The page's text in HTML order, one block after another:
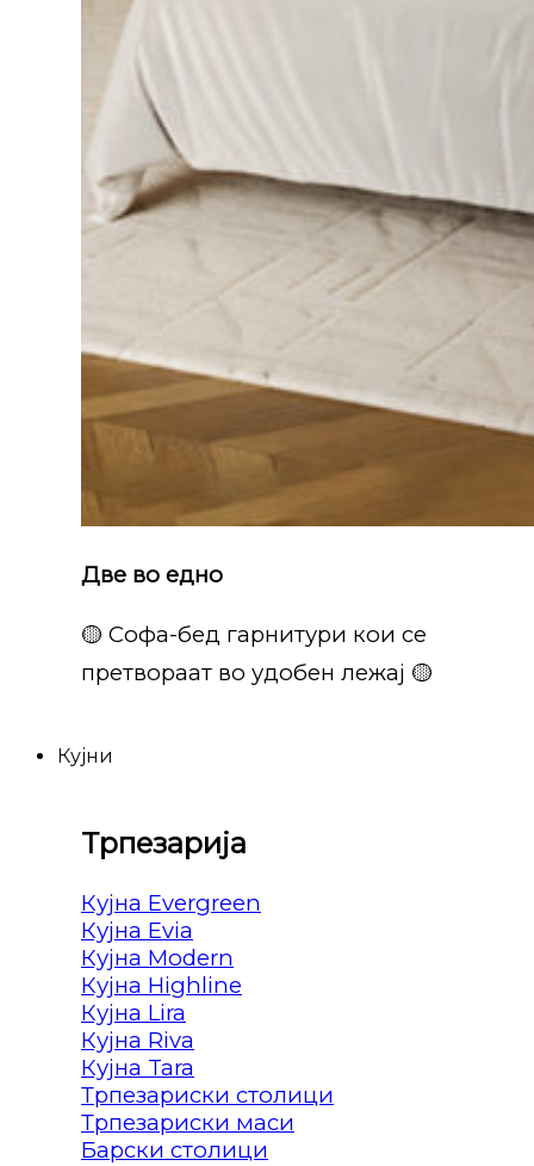
Две во едно
🟡 Софа-бед гарнитури кои се
претвораат во удобен лежај 🟡
Кујни
Трпезарија
Кујна Evergreen
Кујна Evia
Кујна Modern
Кујна Highline
Кујна Lira
Кујна Riva
Кујна Tara
Трпезариски столици
Трпезариски маси
Барски столици